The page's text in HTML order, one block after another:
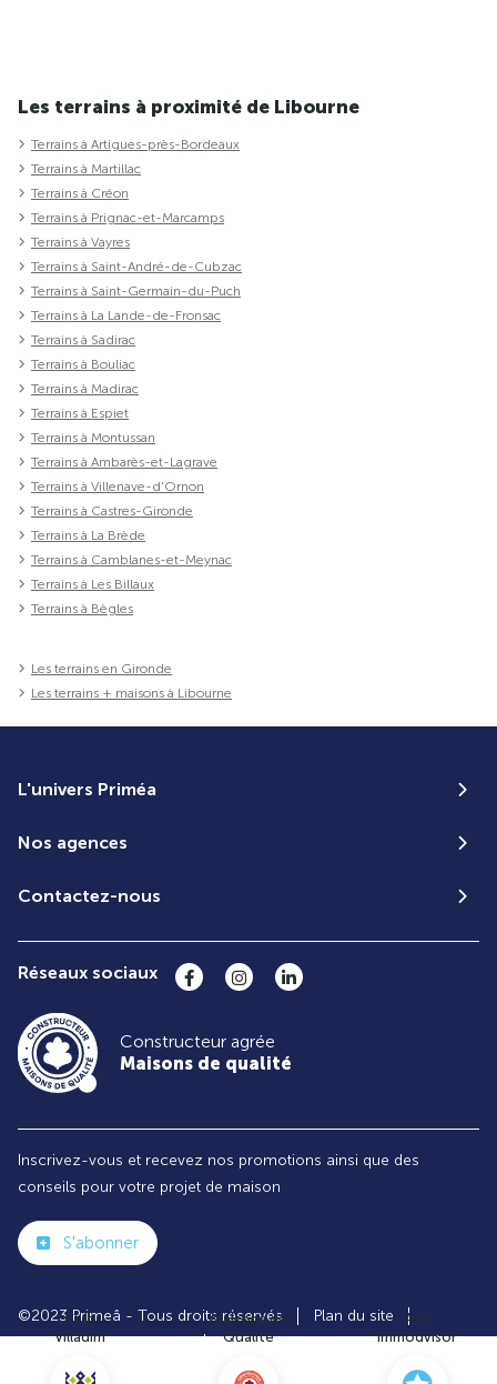
Club
Villadim
Maisons de
Qualité
Avis
Immodvisor
Les terrains à proximité de Libourne
Terrains à Artigues-près-Bordeaux
Terrains à Martillac
Terrains à Créon
Terrains à Prignac-et-Marcamps
Terrains à Vayres
Terrains à Saint-André-de-Cubzac
Terrains à Saint-Germain-du-Puch
Terrains à La Lande-de-Fronsac
Terrains à Sadirac
Terrains à Bouliac
Terrains à Madirac
Terrains à Espiet
Terrains à Montussan
Terrains à Ambarès-et-Lagrave
Terrains à Villenave-d'Ornon
Terrains à Castres-Gironde
Terrains à La Brède
Terrains à Camblanes-et-Meynac
Terrains à Les Billaux
Terrains à Bègles
Les terrains en Gironde
Les terrains + maisons à Libourne
L'univers Priméa
Nos agences
Contactez-nous
Réseaux sociaux
Constructeur agrée
Maisons de qualité
Inscrivez-vous et recevez nos promotions ainsi que des
conseils pour votre projet de maison
S'abonner
©2023 Primeâ - Tous droits réservés
Plan du site
Paramètres des cookies
Politiques de Confidentialités
Mentions légales
Recrutement